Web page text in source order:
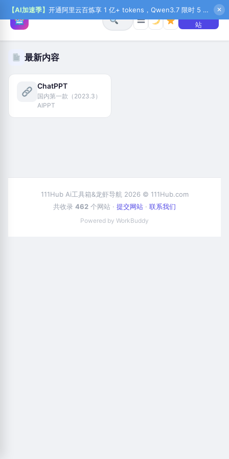
【AI加速季】 开通阿里云百炼享 1 亿+ tokens，Qwen3.7 限时 5 折起，秒悟新注送 1 万积分，加入 OPC 赢百万助力金，QoderWork CN 首月 0 元 ✕
☰
+ 提交网
站
最新内容
ChatPPT
国内第一款（2023.3）
AIPPT
111Hub Ai工具箱&龙虾导航 2026 © 111Hub.com
共收录 462 个网站 · 提交网站 · 联系我们
Powered by WorkBuddy